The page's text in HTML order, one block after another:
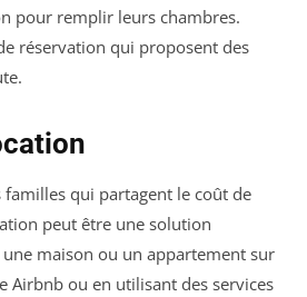
pour remplir leurs chambres.
réservation qui proposent des
familles qui partagent le coût de
peut être une solution
maison ou un appartement sur
Airbnb ou en utilisant des services